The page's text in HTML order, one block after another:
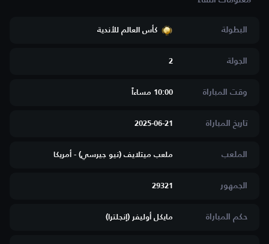
البطولة كأس العالم للأندية
الجولة 2
وقت المباراة 10:00 مساءاََ
تاريخ المباراة 2025-06-21
الملعب ملعب ميتلايف (نيو جيرسي) - أمريكا
الجمهور 29321
حكم المباراة مايكل أوليفر (إنجلترا)